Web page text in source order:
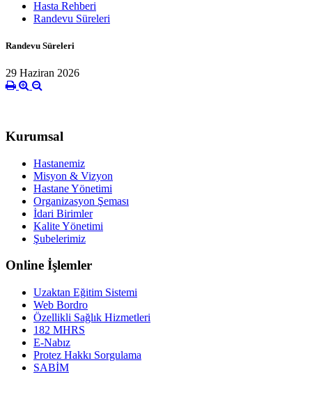
Hasta Rehberi
Randevu Süreleri
Randevu Süreleri
29 Haziran 2026
Kurumsal
Hastanemiz
Misyon & Vizyon
Hastane Yönetimi
Organizasyon Şeması
İdari Birimler
Kalite Yönetimi
Şubelerimiz
Online İşlemler
Uzaktan Eğitim Sistemi
Web Bordro
Özellikli Sağlık Hizmetleri
182 MHRS
E-Nabız
Protez Hakkı Sorgulama
SABİM